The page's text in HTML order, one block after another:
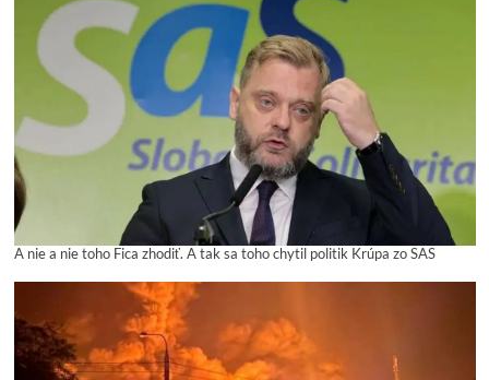
A nie a nie toho Fica zhodiť. A tak sa toho chytil politik Krúpa zo SAS